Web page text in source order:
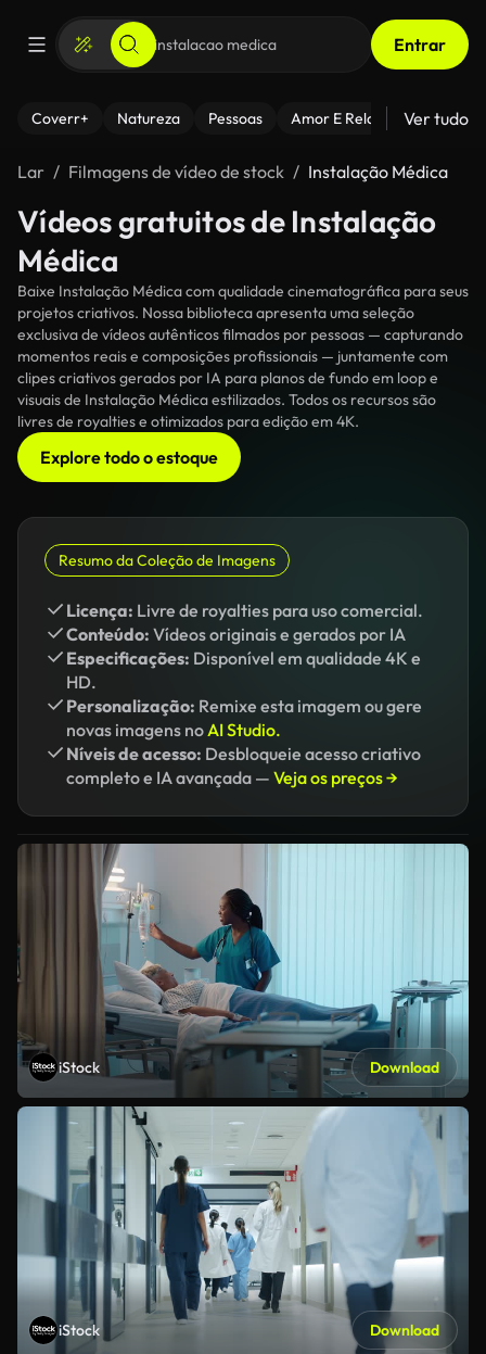
Entrar
Coverr+ Natureza Pessoas Amor E Relacionamentos
Ver tudo
Lar Filmagens de vídeo de stock Instalação Médica
Vídeos gratuitos de Instalação
Médica
Baixe Instalação Médica com qualidade cinematográfica para seus
projetos criativos. Nossa biblioteca apresenta uma seleção
exclusiva de vídeos autênticos filmados por pessoas — capturando
momentos reais e composições profissionais — juntamente com
clipes criativos gerados por IA para planos de fundo em loop e
visuais de Instalação Médica estilizados. Todos os recursos são
livres de royalties e otimizados para edição em 4K.
Explore todo o estoque
Resumo da Coleção de Imagens
Licença: Livre de royalties para uso comercial.
Conteúdo: Vídeos originais e gerados por IA
Especificações: Disponível em qualidade 4K e
HD.
Personalização: Remixe esta imagem ou gere
novas imagens noAI Studio.
Níveis de acesso: Desbloqueie acesso criativo
completo e IA avançada — Veja os preços →
iStock Download
iStock Download